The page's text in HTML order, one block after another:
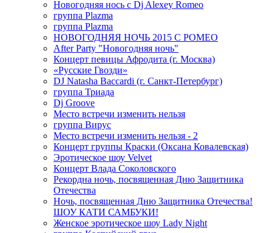
Новогодняя нось с Dj Alexey Romeo
группа Plazma
группа Plazma
НОВОГОДНЯЯ НОЧЬ 2015 C РОМЕО
After Party "Новогодняя ночь"
Концерт певицы Афродита (г. Москва)
«Русские Гвозди»
DJ Natasha Baccardi (г. Санкт-Петербург)
группа Триада
Dj Groove
Место встречи изменить нельзя
группа Вирус
Место встречи изменить нельзя - 2
Концерт группы Краски (Оксана Ковалевская)
Эротическое шоу Velvet
Концерт Влада Соколовского
Рекордна ночь, посвященная Дню Защитника
Отечества
Ночь, посвященная Дню Защитника Отечества!
ШОУ КАТИ САМБУКИ!
Женское эротическое шоу Lady Night